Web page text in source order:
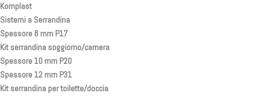
Komplast
Sistemi a Serrandina
Spessore 8 mm P17
Kit serrandina soggiorno/camera
Spessore 10 mm P20
Spessore 12 mm P31
Kit serrandina per toilette/doccia